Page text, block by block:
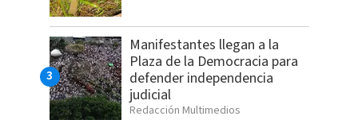
Manifestantes llegan a la
Plaza de la Democracia para
defender independencia
judicial
Redacción Multimedios